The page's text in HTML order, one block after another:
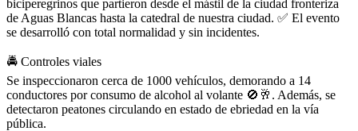
biciperegrinos que partieron desde el mástil de la ciudad fronteriza
de Aguas Blancas hasta la catedral de nuestra ciudad. ✅ El evento
se desarrolló con total normalidad y sin incidentes.
🚔 Controles viales
Se inspeccionaron cerca de 1000 vehículos, demorando a 14
conductores por consumo de alcohol al volante 🚫 🥂 . Además, se
detectaron peatones circulando en estado de ebriedad en la vía
pública.